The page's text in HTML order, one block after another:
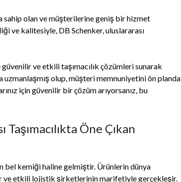
sahip olan ve müşterilerine geniş bir hizmet
ve kalitesiyle, DB Schenker, uluslararası
ve etkili taşımacılık çözümleri sunarak
uzmanlaşmış olup, müşteri memnuniyetini ön planda
için güvenilir bir çözüm arıyorsanız, bu
Öne Çıkan
bel kemiği haline gelmiştir. Ürünlerin dünya
ve etkili lojistik şirketlerinin marifetiyle gerçekleşir.